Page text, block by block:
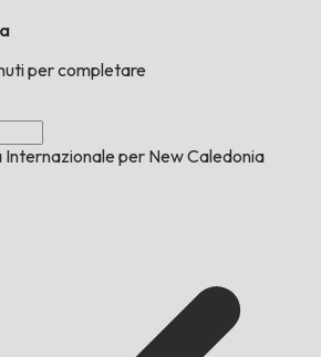
per completare
Internazionale per New Caledonia